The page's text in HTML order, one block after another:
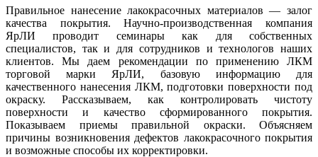
Правильное нанесение лакокрасочных материалов — залог
качества покрытия. Научно-производственная компания
ЯрЛИ проводит семинары как для собственных
специалистов, так и для сотрудников и технологов наших
клиентов. Мы даем рекомендации по применению ЛКМ
торговой марки ЯрЛИ, базовую информацию для
качественного нанесения ЛКМ, подготовки поверхности под
окраску. Рассказываем, как контролировать чистоту
поверхности и качество сформированного покрытия.
Показываем приемы правильной окраски. Объясняем
причины возникновения дефектов лакокрасочного покрытия
и возможные способы их корректировки.